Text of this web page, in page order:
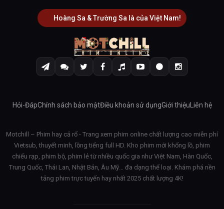
Hoàng Sa & Trường Sa là của Việt Nam!
Hỏi-ĐápChính sách bảo mậtĐiều khoản sử dụngGiới thiệuLiên hệ
Motchill – Phim hay cả rổ - Trang xem phim online chất lượng cao miễn phí
Vietsub, thuyết minh, lồng tiếng full HD. Kho phim mới khổng lồ, phim
chiếu rạp, phim bộ, phim lẻ từ nhiều quốc gia như Việt Nam, Hàn Quốc,
Trung Quốc, Thái Lan, Nhật Bản, Âu Mỹ… đa dạng thể loại. Khám phá nền
tảng phim trực tuyến hay nhất 2025 chất lượng 4K!